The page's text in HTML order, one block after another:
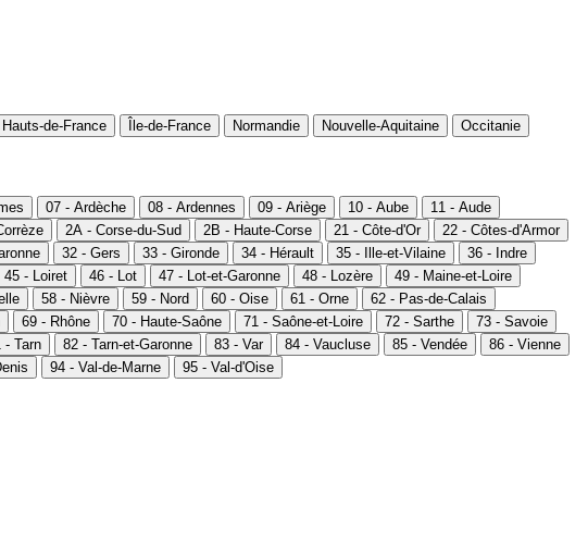
Hauts-de-France Île-de-France Normandie Nouvelle-Aquitaine
Occitanie
07 - Ardèche 08 - Ardennes 09 - Ariège 10 - Aube
11 - Aude
2A - Corse-du-Sud 2B - Haute-Corse 21 - Côte-d'Or
22 - Côtes-d'Armor
32 - Gers 33 - Gironde 34 - Hérault 35 - Ille-et-Vilaine
36 - Indre
45 - Loiret 46 - Lot 47 - Lot-et-Garonne 48 - Lozère
49 - Maine-et-Loire
58 - Nièvre 59 - Nord 60 - Oise 61 - Orne
62 - Pas-de-Calais
69 - Rhône 70 - Haute-Saône 71 - Saône-et-Loire 72 - Sarthe
73 - Savoie
- Tarn 82 - Tarn-et-Garonne 83 - Var 84 - Vaucluse 85 - Vendée
86 - Vienne
94 - Val-de-Marne 95 - Val-d'Oise